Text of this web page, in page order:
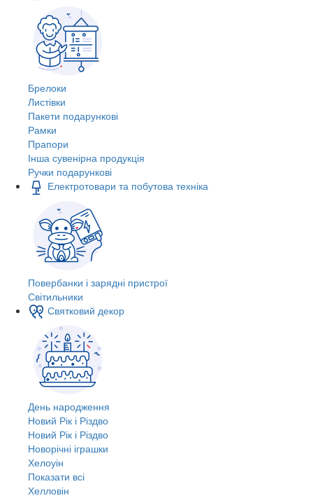
Брелоки
Листівки
Пакети подарункові
Рамки
Прапори
Інша сувенірна продукція
Ручки подарункові
Електротовари та побутова техніка
Повербанки і зарядні пристрої
Світильники
Святковий декор
День народження
Новий Рік і Різдво
Новий Рік і Різдво
Новорічні іграшки
Хелоуін
Показати всі
Хелловін